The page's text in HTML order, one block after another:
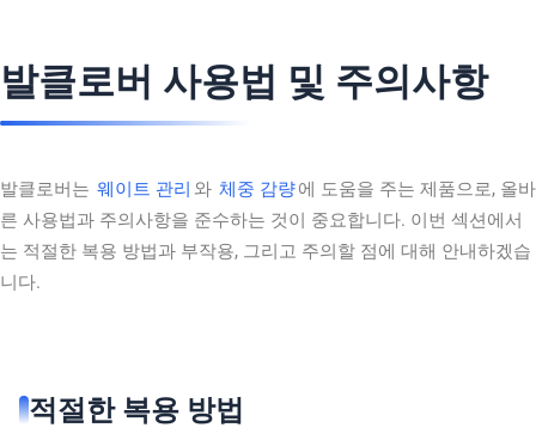
발클로버 사용법 및 주의사항
발클로버는 웨이트 관리 와 체중 감량에 도움을 주는 제품으로, 올바
른 사용법과 주의사항을 준수하는 것이 중요합니다. 이번 섹션에서
는 적절한 복용 방법과 부작용, 그리고 주의할 점에 대해 안내하겠습
니다.
적절한 복용 방법